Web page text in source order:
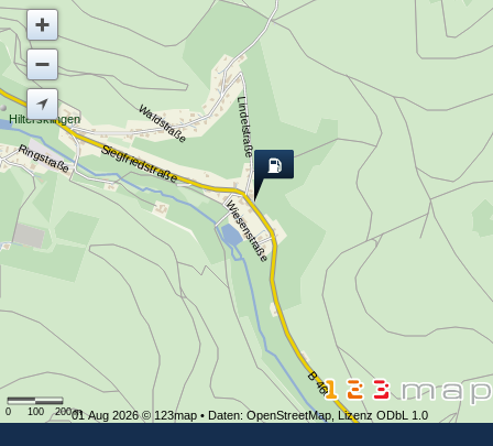
Hiltersklingen
B 460
Siegfriedstraße
Waldstraße
Wiesenstraße
Ringstraße Lindelstraße
0 100 200 m
01 Aug 2026 © 123map • Daten: OpenStreetMap Lizenz ODbL 1.0